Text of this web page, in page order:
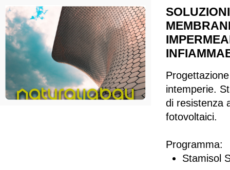
intemperie.
di resistenza
fotovoltaici.
Programma:
Stamisol